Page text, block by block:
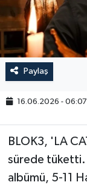
Paylaş
16.06.2026 - 06:07
BLOK3, 'LA
sürede tüketti.
albümü, 5-11
RESMİ İLAN